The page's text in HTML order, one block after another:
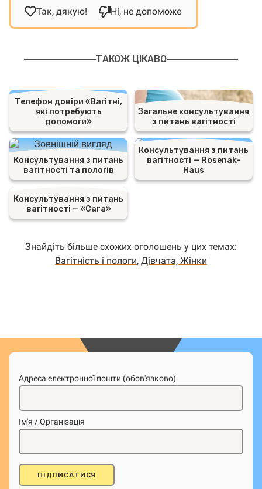
Так, дякую!
Ні, не допоможе
ТАКОЖ ЦІКАВО
Телефон довіри «Вагітні,
які потребують
допомоги»
Загальне консультування
з питань вагітності
Консультування з питань
вагітності та пологів
Консультування з питань
вагітності — Rosenak-
Haus
Консультування з питань
вагітності — «Cara»
Знайдіть більше схожих оголошень у цих темах:
Вагітність і пологи, Дівчата, Жінки
Адреса електронної пошти (обов'язково)
Ім'я / Організація